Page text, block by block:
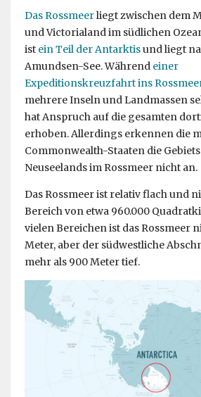
Das Rossmeerliegt zwischen dem
und Victorialand im südlichen
ist ein Teil der Antarktisund liegt
Amundsen-See. Während einer
Expeditionskreuzfahrt ins
mehrere Inseln und Landmassen
hat Anspruch auf die gesamten
erhoben. Allerdings erkennen die
Commonwealth-Staaten die
Neuseelands im Rossmeer nicht an.
Das Rossmeer ist relativ flach und
Bereich von etwa 960.000
vielen Bereichen ist das Rossmeer
Meter, aber der südwestliche
mehr als 900 Meter tief.